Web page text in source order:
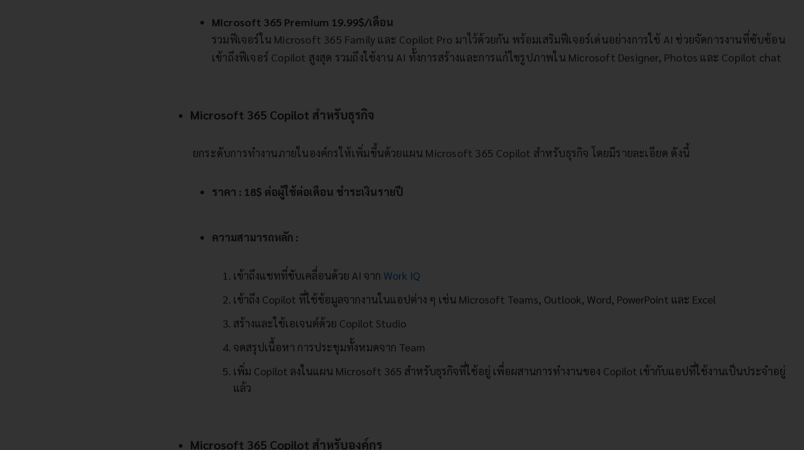
Microsoft 365 Premium 19.99$/เดือน
รวมฟีเจอร์ใน Microsoft 365 Family และ Copilot Pro มาไว้ด้วยกัน พร้อมเสริมฟีเจอร์เด่นอย่างการใช้ AI ช่วยจัดการงานที่ซับซ้อน
เข้าถึงฟีเจอร์ Copilot สูงสุด รวมถึงใช้งาน AI ทั้งการสร้างและการแก้ไขรูปภาพใน Microsoft Designer, Photos และ Copilot chat
Microsoft 365 Copilot สำหรับธุรกิจ
ยกระดับการทำงานภายในองค์กรให้เพิ่มขึ้นด้วยแผน Microsoft 365 Copilot สำหรับธุรกิจ โดยมีรายละเอียด ดังนี้
ราคา : 18$ ต่อผู้ใช้ต่อเดือน ชำระเงินรายปี
ความสามารถหลัก :
เข้าถึงแชทที่ขับเคลื่อนด้วย AI จาก Work IQ
เข้าถึง Copilot ที่ใช้ข้อมูลจากงานในแอปต่าง ๆ เช่น Microsoft Teams, Outlook, Word, PowerPoint และ Excel
สร้างและใช้เอเจนต์ด้วย Copilot Studio
จดสรุปเนื้อหา การประชุมทั้งหมดจาก Team
เพิ่ม Copilot ลงในแผน Microsoft 365 สำหรับธุรกิจที่ใช้อยู่ เพื่อผสานการทำงานของ Copilot เข้ากับแอปที่ใช้งานเป็นประจำอยู่
แล้ว
Microsoft 365 Copilot สำหรับองค์กร